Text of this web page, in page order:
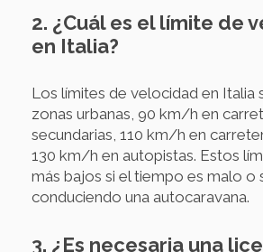
2. ¿Cuál es el límite de
en Italia?
Los límites de velocidad en Italia
zonas urbanas, 90 km/h en
secundarias, 110 km/h en
130 km/h en autopistas. Estos
más bajos si el tiempo es malo o
conduciendo una autocaravana.
3. ¿Es necesaria una